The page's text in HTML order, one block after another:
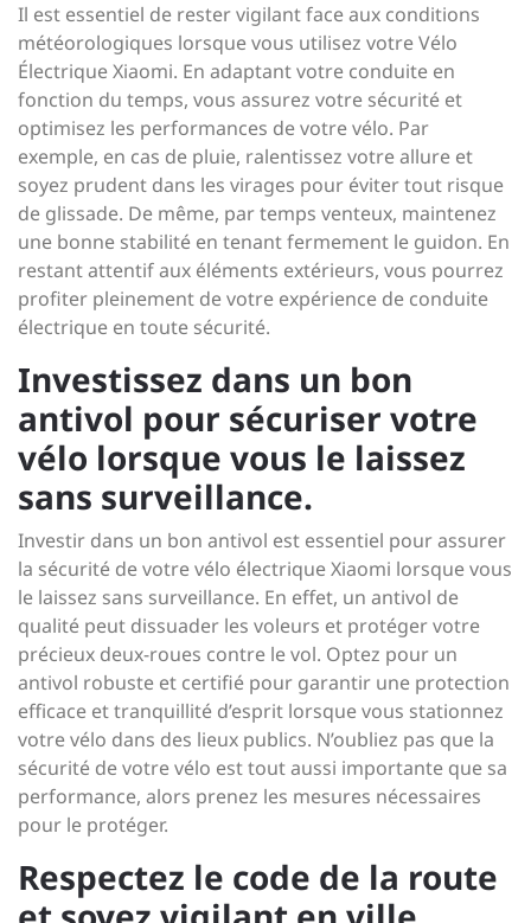
Il est essentiel de rester vigilant face aux conditions
météorologiques lorsque vous utilisez votre Vélo
Électrique Xiaomi. En adaptant votre conduite en
fonction du temps, vous assurez votre sécurité et
optimisez les performances de votre vélo. Par
exemple, en cas de pluie, ralentissez votre allure et
soyez prudent dans les virages pour éviter tout risque
de glissade. De même, par temps venteux, maintenez
une bonne stabilité en tenant fermement le guidon. En
restant attentif aux éléments extérieurs, vous pourrez
profiter pleinement de votre expérience de conduite
électrique en toute sécurité.
Investissez dans un bon
antivol pour sécuriser votre
vélo lorsque vous le laissez
sans surveillance.
Investir dans un bon antivol est essentiel pour assurer
la sécurité de votre vélo électrique Xiaomi lorsque vous
le laissez sans surveillance. En effet, un antivol de
qualité peut dissuader les voleurs et protéger votre
précieux deux-roues contre le vol. Optez pour un
antivol robuste et certifié pour garantir une protection
efficace et tranquillité d’esprit lorsque vous stationnez
votre vélo dans des lieux publics. N’oubliez pas que la
sécurité de votre vélo est tout aussi importante que sa
performance, alors prenez les mesures nécessaires
pour le protéger.
Respectez le code de la route